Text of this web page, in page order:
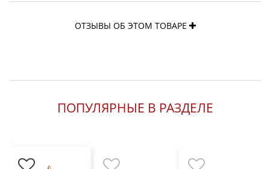
ОТЗЫВЫ ОБ ЭТОМ ТОВАРЕ
ПОПУЛЯРНЫЕ В РАЗДЕЛЕ